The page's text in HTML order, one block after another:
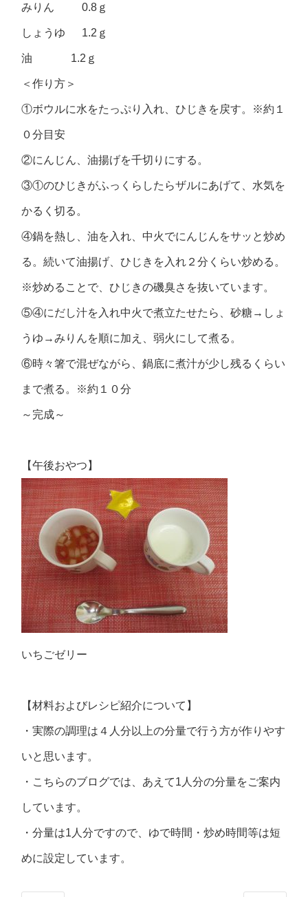
みりん 0.8ｇ
しょうゆ 1.2ｇ
油 1.2ｇ
＜作り方＞
①ボウルに水をたっぷり入れ、ひじきを戻す。※約１
０分目安
②にんじん、油揚げを千切りにする。
③①のひじきがふっくらしたらザルにあげて、水気を
かるく切る。
④鍋を熱し、油を入れ、中火でにんじんをサッと炒め
る。続いて油揚げ、ひじきを入れ２分くらい炒める。
※炒めることで、ひじきの磯臭さを抜いています。
⑤④にだし汁を入れ中火で煮立たせたら、砂糖→しょ
うゆ→みりんを順に加え、弱火にして煮る。
⑥時々箸で混ぜながら、鍋底に煮汁が少し残るくらい
まで煮る。※約１０分
～完成～
【午後おやつ】
いちごゼリー
【材料およびレシピ紹介について】
・実際の調理は４人分以上の分量で行う方が作りやす
いと思います。
・こちらのブログでは、あえて1人分の分量をご案内
しています。
・分量は1人分ですので、ゆで時間・炒め時間等は短
めに設定しています。